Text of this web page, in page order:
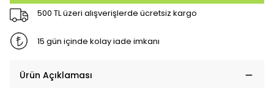
500 TL üzeri alışverişlerde ücretsiz kargo
15 gün içinde kolay iade imkanı
Ürün Açıklaması